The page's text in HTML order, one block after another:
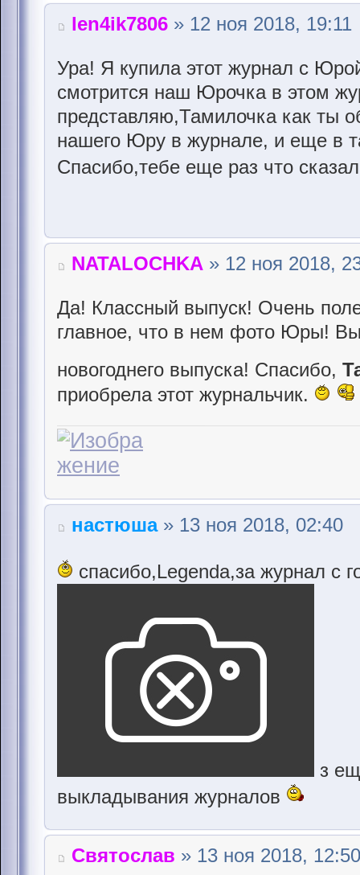
len4ik7806 » 12 ноя 2018, 19:11
Ура! Я купила этот журнал с
смотрится наш Юрочка в этом
представляю,Тамилочка как ты
нашего Юру в журнале, и еще в
Спасибо,тебе еще раз что
NATALOCHKA » 12 ноя 2018,
Да! Классный выпуск! Очень
главное, что в нем фото Юры!
новогоднего выпуска! Спасибо,
приобрела этот журнальчик.
настюша» 13 ноя 2018, 02:40
спасибо,Legenda,за журнал с
з
выкладывания журналов
Святослав » 13 ноя 2018, 12:50